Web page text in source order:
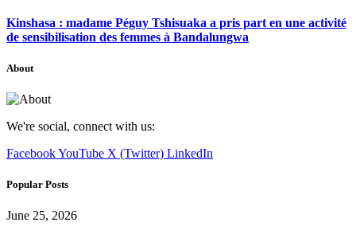
Kinshasa : madame Péguy Tshisuaka a pris part en une activité
de sensibilisation des femmes à Bandalungwa
About
We're social, connect with us:
FacebookYouTube X (Twitter) LinkedIn
Popular Posts
June 25, 2026